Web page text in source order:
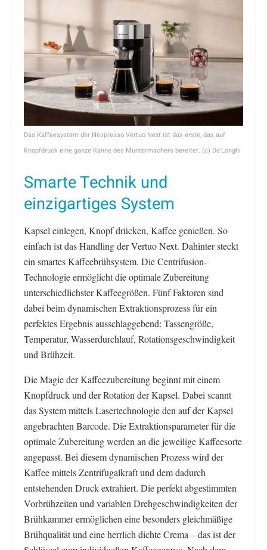
Das Kaffeesystem der Nespresso Vertuo Next ist das erste, das auf
Knopfdruck eine ganze Kanne des Muntermachers bereitet. (c) De’Longhi
Smarte Technik und
einzigartiges System
Kapsel einlegen, Knopf drücken, Kaffee genießen. So
einfach ist das Handling der Vertuo Next. Dahinter steckt
ein smartes Kaffeebrühsystem. Die Centrifusion-
Technologie ermöglicht die optimale Zubereitung
unterschiedlichster Kaffeegrößen. Fünf Faktoren sind
dabei beim dynamischen Extraktionsprozess für ein
perfektes Ergebnis ausschlaggebend: Tassengröße,
Temperatur, Wasserdurchlauf, Rotationsgeschwindigkeit
und Brühzeit.
Die Magie der Kaffeezubereitung beginnt mit einem
Knopfdruck und der Rotation der Kapsel. Dabei scannt
das System mittels Lasertechnologie den auf der Kapsel
angebrachten Barcode. Die Extraktionsparameter für die
optimale Zubereitung werden an die jeweilige Kaffeesorte
angepasst. Bei diesem dynamischen Prozess wird der
Kaffee mittels Zentrifugalkraft und dem dadurch
entstehenden Druck extrahiert. Die perfekt abgestimmten
Vorbrühzeiten und variablen Drehgeschwindigkeiten der
Brühkammer ermöglichen eine besonders gleichmäßige
Brühqualität und eine herrlich dichte Crema – das ist der